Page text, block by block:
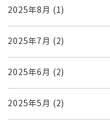
2025年8月 (1)
2025年7月 (2)
2025年6月 (2)
2025年5月 (2)